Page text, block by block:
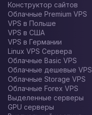
Конструктор сайтов
Облачные Premium VPS
VPS в Польше
VPS в США
VPS в Германии
Linux VPS Сервера
Облачные Basic VPS
Облачные дешевые VPS
Облачные Storage VPS
Облачные Forex VPS
Выделенные серверы
GPU серверы